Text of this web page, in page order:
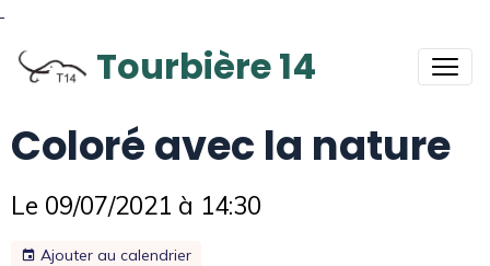
Tourbière 14
Coloré avec la nature
Le 09/07/2021 à 14:30
Ajouter au calendrier